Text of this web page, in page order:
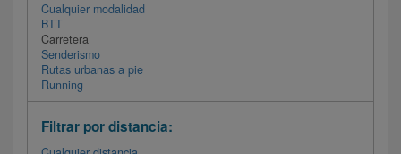
Cualquier modalidad
BTT
Carretera
Senderismo
Rutas urbanas a pie
Running
Filtrar por distancia: